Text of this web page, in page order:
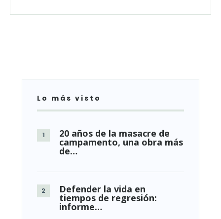
Lo más visto
20 años de la masacre de
campamento, una obra más
de…
Defender la vida en
tiempos de regresión:
informe…